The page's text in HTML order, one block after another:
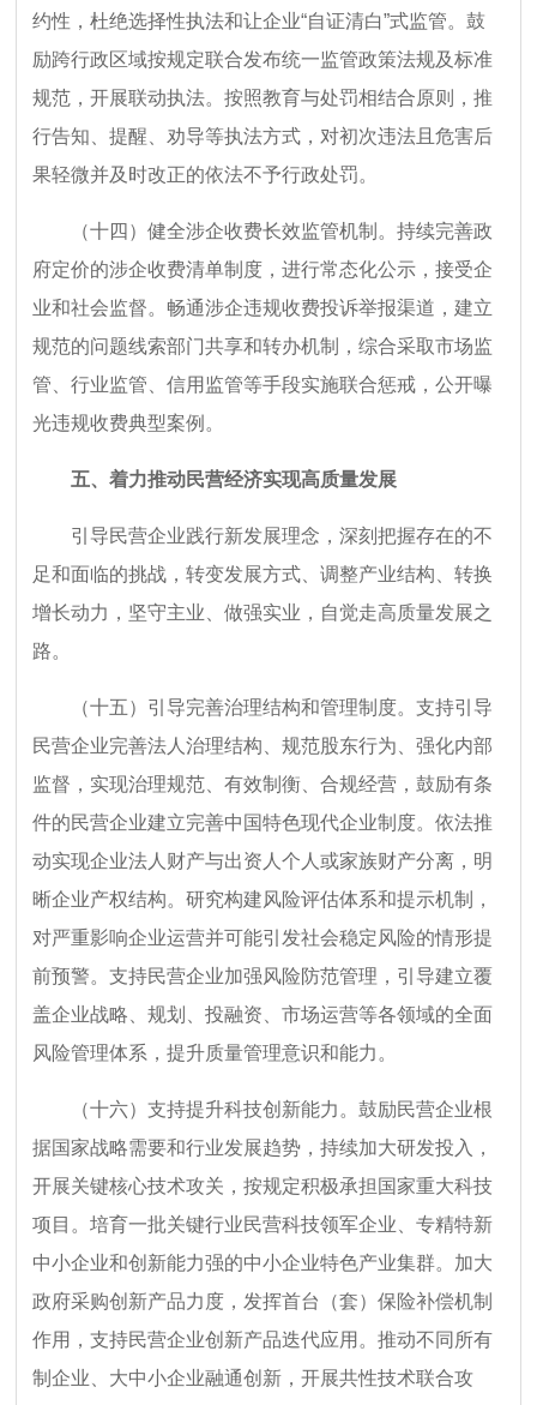
约性，杜绝选择性执法和让企业“自证清白”式监管。鼓
励跨行政区域按规定联合发布统一监管政策法规及标准
规范，开展联动执法。按照教育与处罚相结合原则，推
行告知、提醒、劝导等执法方式，对初次违法且危害后
果轻微并及时改正的依法不予行政处罚。
（十四）健全涉企收费长效监管机制。持续完善政
府定价的涉企收费清单制度，进行常态化公示，接受企
业和社会监督。畅通涉企违规收费投诉举报渠道，建立
规范的问题线索部门共享和转办机制，综合采取市场监
管、行业监管、信用监管等手段实施联合惩戒，公开曝
光违规收费典型案例。
五、着力推动民营经济实现高质量发展
引导民营企业践行新发展理念，深刻把握存在的不
足和面临的挑战，转变发展方式、调整产业结构、转换
增长动力，坚守主业、做强实业，自觉走高质量发展之
路。
（十五）引导完善治理结构和管理制度。支持引导
民营企业完善法人治理结构、规范股东行为、强化内部
监督，实现治理规范、有效制衡、合规经营，鼓励有条
件的民营企业建立完善中国特色现代企业制度。依法推
动实现企业法人财产与出资人个人或家族财产分离，明
晰企业产权结构。研究构建风险评估体系和提示机制，
对严重影响企业运营并可能引发社会稳定风险的情形提
前预警。支持民营企业加强风险防范管理，引导建立覆
盖企业战略、规划、投融资、市场运营等各领域的全面
风险管理体系，提升质量管理意识和能力。
（十六）支持提升科技创新能力。鼓励民营企业根
据国家战略需要和行业发展趋势，持续加大研发投入，
开展关键核心技术攻关，按规定积极承担国家重大科技
项目。培育一批关键行业民营科技领军企业、专精特新
中小企业和创新能力强的中小企业特色产业集群。加大
政府采购创新产品力度，发挥首台（套）保险补偿机制
作用，支持民营企业创新产品迭代应用。推动不同所有
制企业、大中小企业融通创新，开展共性技术联合攻